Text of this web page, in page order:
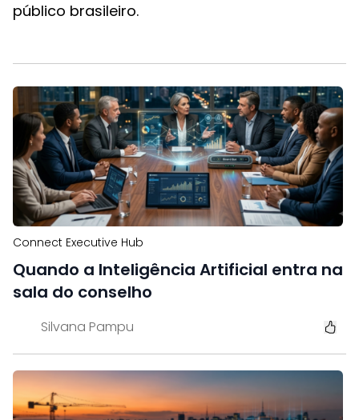
público brasileiro.
Connect Executive Hub
Quando a Inteligência Artificial entra na
sala do conselho
Silvana Pampu